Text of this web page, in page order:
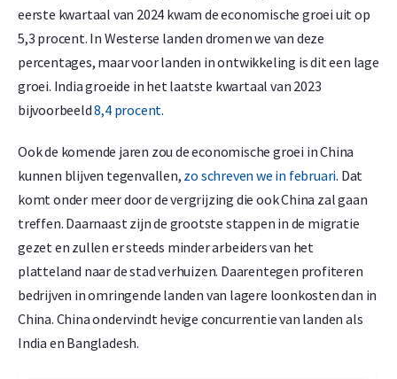
eerste kwartaal van 2024 kwam de economische groei uit op
5,3 procent. In Westerse landen dromen we van deze
percentages, maar voor landen in ontwikkeling is dit een lage
groei. India groeide in het laatste kwartaal van 2023
bijvoorbeeld8,4 procent.
Ook de komende jaren zou de economische groei in China
kunnen blijven tegenvallen, zo schreven we in februari. Dat
komt onder meer door de vergrijzing die ook China zal gaan
treffen. Daarnaast zijn de grootste stappen in de migratie
gezet en zullen er steeds minder arbeiders van het
platteland naar de stad verhuizen. Daarentegen profiteren
bedrijven in omringende landen van lagere loonkosten dan in
China. China ondervindt hevige concurrentie van landen als
India en Bangladesh.